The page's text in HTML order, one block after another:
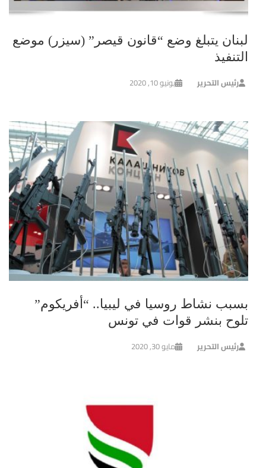
لبنان يتبلغ وضع “قانون قيصر” (سيزر) موضع
التنفيذ
رئيس التحرير يونيو 10, 2020
بسبب نشاط روسيا في ليبيا.. “أفريكوم”
تلوح بنشر قوات في تونس
رئيس التحرير مايو 30, 2020